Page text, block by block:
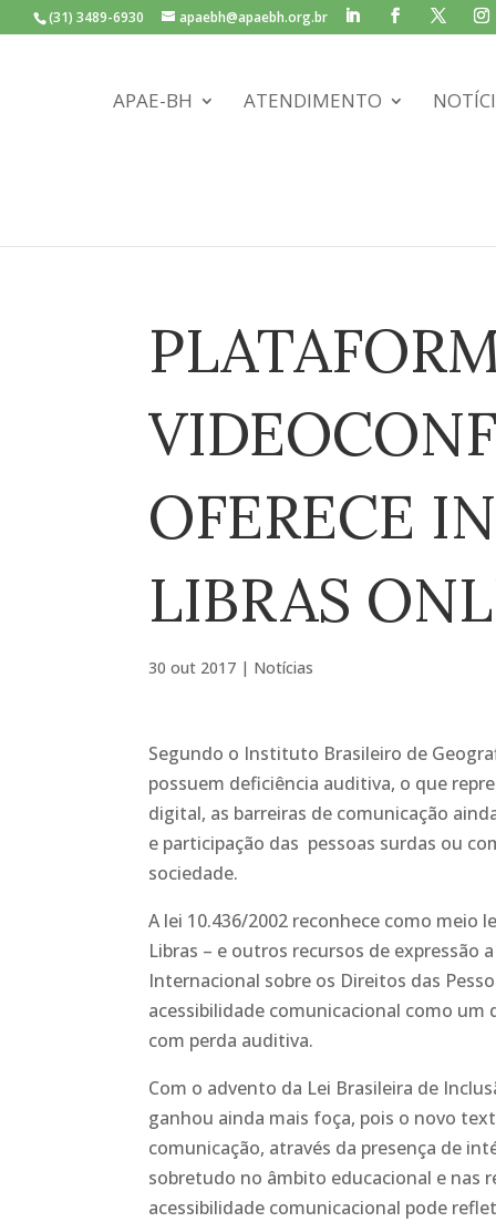
(31) 3489-6930 apaebh@apaebh.org.br
APAE-BH ATENDIMENTO
OFERECE
LIBRAS
30 out 2017 | Notícias
Segundo o Instituto Brasileiro de
possuem deficiência auditiva, o que
digital, as barreiras de comunicação
e participação das pessoas surdas ou
sociedade.
A lei 10.436/2002 reconhece como meio
Libras – e outros recursos de expressão
Internacional sobre os Direitos das
acessibilidade comunicacional como um
com perda auditiva.
Com o advento da Lei Brasileira de
ganhou ainda mais foça, pois o novo
comunicação, através da presença de
sobretudo no âmbito educacional e nas
acessibilidade comunicacional pode